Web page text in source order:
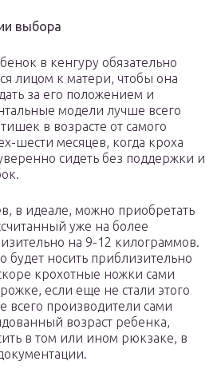
выбора
в кенгуру обязательно
лицом к матери, чтобы она
за его положением и
модели лучше всего
в возрасте от самого
шести месяцев, когда кроха
сидеть без поддержки и
в идеале, можно приобретать
уже на более
на 9-12 килограммов.
будет носить приблизительно
крохотные ножки сами
если еще не стали этого
всего производители сами
возраст ребенка,
в том или ином рюкзаке, в